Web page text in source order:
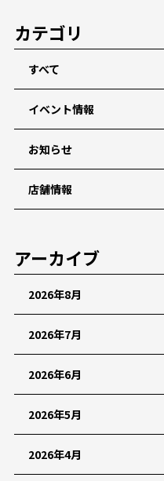
カテゴリ
すべて
イベント情報
お知らせ
店舗情報
アーカイブ
2026年8月
2026年7月
2026年6月
2026年5月
2026年4月